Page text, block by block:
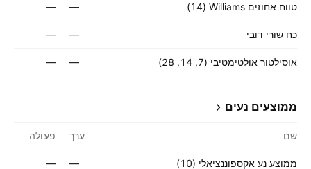
טווח אחוזים Williams ‏(14) —
—
כח שורי דובי —
—
אוסילטור אולטימטיבי (7, 14, 28) —
—
ממוצעים נעים
שם ערך פעולה
ממוצע נע אקספוננציאלי (10) —
—